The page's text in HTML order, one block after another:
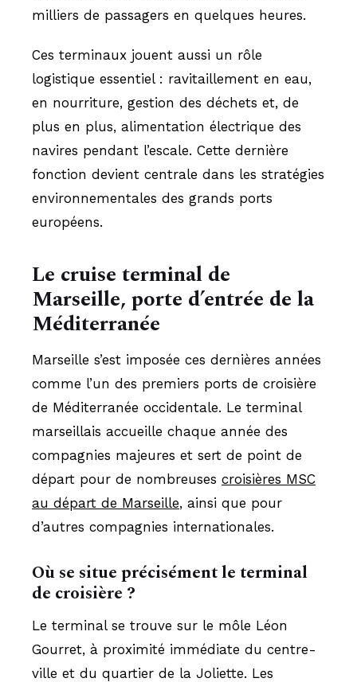
milliers de passagers en quelques heures.
Ces terminaux jouent aussi un rôle
logistique essentiel : ravitaillement en eau,
en nourriture, gestion des déchets et, de
plus en plus, alimentation électrique des
navires pendant l’escale. Cette dernière
fonction devient centrale dans les stratégies
environnementales des grands ports
européens.
Le cruise terminal de
Marseille, porte d’entrée de la
Méditerranée
Marseille s’est imposée ces dernières années
comme l’un des premiers ports de croisière
de Méditerranée occidentale. Le terminal
marseillais accueille chaque année des
compagnies majeures et sert de point de
départ pour de nombreuses croisières MSC
au départ de Marseille, ainsi que pour
d’autres compagnies internationales.
Où se situe précisément le terminal
de croisière ?
Le terminal se trouve sur le môle Léon
Gourret, à proximité immédiate du centre-
ville et du quartier de la Joliette. Les